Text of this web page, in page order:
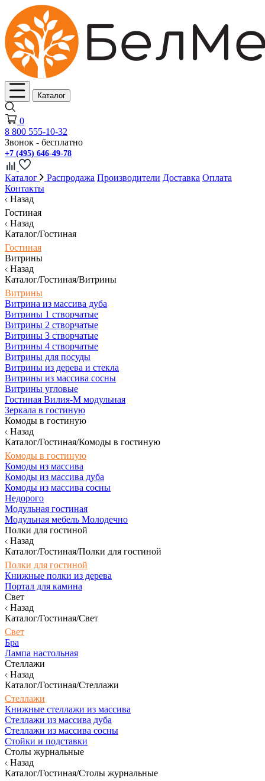
Каталог
0
8 800 555-10-32
Звонок - бесплатно
+7 (495) 646-49-78
Каталог Распродажа Производители Доставка Оплата
Контакты
Назад
Гостиная
Назад
Каталог/Гостиная
Гостиная
Витрины
Назад
Каталог/Гостиная/Витрины
Витрины
Витрина из массива дуба
Витрины 1 створчатые
Витрины 2 створчатые
Витрины 3 створчатые
Витрины 4 створчатые
Витрины для посуды
Витрины из дерева и стекла
Витрины из массива сосны
Витрины угловые
Гостиная Вилия-М модульная
Зеркала в гостиную
Комоды в гостиную
Назад
Каталог/Гостиная/Комоды в гостиную
Комоды в гостиную
Комоды из массива
Комоды из массива дуба
Комоды из массива сосны
Недорого
Модульная гостиная
Модульная мебель Молодечно
Полки для гостиной
Назад
Каталог/Гостиная/Полки для гостиной
Полки для гостиной
Книжные полки из дерева
Портал для камина
Свет
Назад
Каталог/Гостиная/Свет
Свет
Бра
Лампа настольная
Стеллажи
Назад
Каталог/Гостиная/Стеллажи
Стеллажи
Книжные стеллажи из массива
Стеллажи из массива дуба
Стеллажи из массива сосны
Стойки и подставки
Столы журнальные
Назад
Каталог/Гостиная/Столы журнальные